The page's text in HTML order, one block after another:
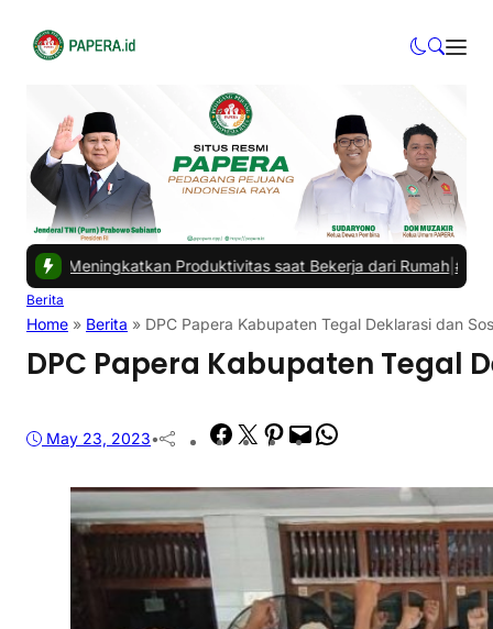
Produktivitas saat Bekerja dari Rumah|#3 -Masalah
Berita
Home » Berita » DPC Papera Kabupaten Tegal Deklarasi dan
DPC Papera Kabupaten Tegal
May 23, 2023• Facebook
TwitterPinterest
Mail